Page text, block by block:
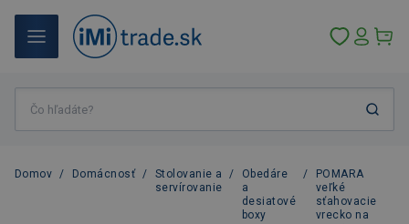
Domov / Domácnosť /
Stolovanie a
servírovanie
/
Obedáre
a
desiatové
boxy
/
POMARA
veľké
sťahovacie
vrecko na